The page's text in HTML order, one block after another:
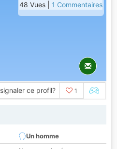
48 Vues | 1 Commentaires
signaler ce profil? 1
Un homme